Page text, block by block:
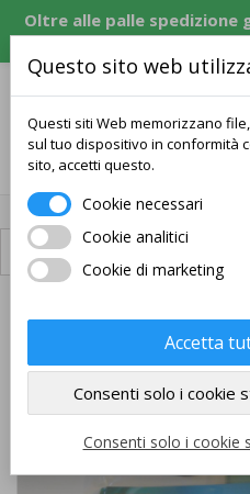
Oltre alle palle
da 120 USD, equivalente in
Spedizione disponibile
SPEDIZIONE GRATUITA
Questo sito web
Questi siti Web memorizzano
sul tuo dispositivo in conformità
sito, accetti questo.
Cookie necessari
Cookie analitici
Cookie di marketing
Accetta
Consenti solo i cookie
Consenti solo i cookie